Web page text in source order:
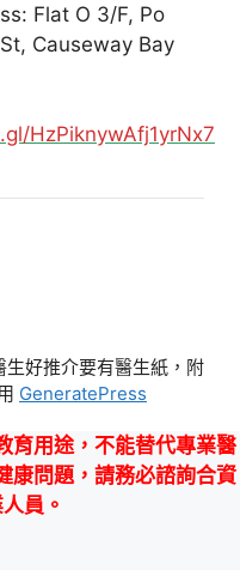
Flat O 3/F, Po
Causeway Bay
HzPiknywAfj1yrNx7
好推介要有醫生紙，附
GeneratePress
育用途，不能替代專業醫
康問題，請務必諮詢合資
員。